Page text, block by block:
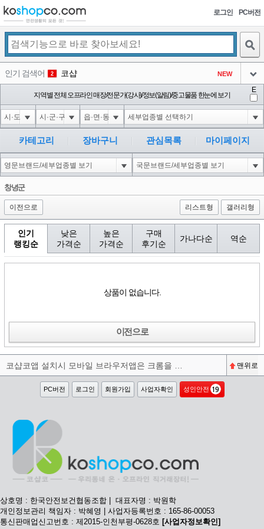
로그인 PC버전
인기 검색어 2 코샵 NEW
3 10'XOR(1*if(now()=sysdate(),sleep(15),0))XOR'Z
아이콘
4 1'||DBMS_PIPE.RECEIVE_MESSAGE(CHR(98)||CHR(98)||CHR(98),15)||'
아이콘
5 1*if(now()=sysdate(),sleep(15),0)
아이콘
2
6 10"XOR(1*if(now()=sysdate(),sleep(15),0))XOR"Z
아이콘
2
1
지역별 전체 오프라인 매장/전문가(강사)/정보(알림)/중고물품 한눈에 보기
E
카테고리 장바구니 관심목록 마이페이지
창녕군
이전으로 리스트형 갤러리형
인기
랭킹순
낮은
가격순
높은
가격순
구매
후기순
가나다순 역순
상품이 없습니다.
이전으로
맨위로
PC버전 로그인 회원가입 사업자확인 성인안전
상호명 : 한국안전보건협동조합 | 대표자명 : 박원학
개인정보관리 책임자 : 박혜영 | 사업자등록번호 : 165-86-00053
통신판매업신고번호 : 제2015-인천부평-0628호 [사업자정보확인]